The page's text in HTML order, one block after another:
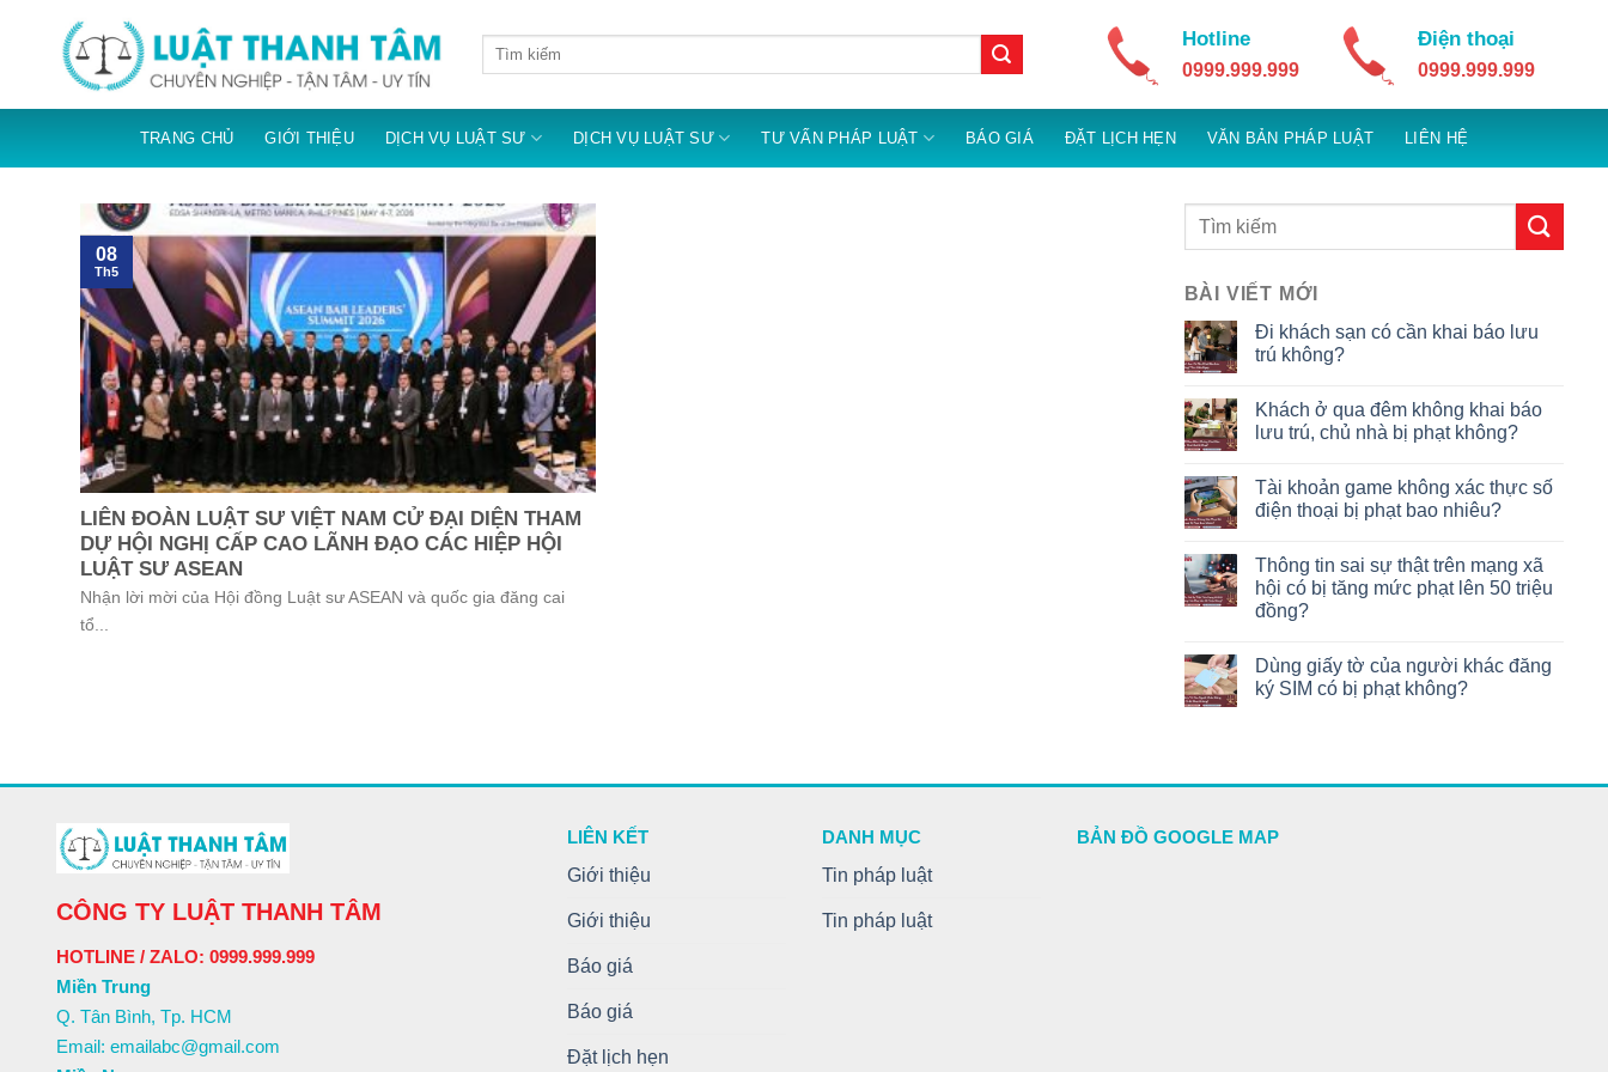
Hotline
0999.999.999
Điện thoại
0999.999.999
TRANG CHỦ GIỚI THIỆU DỊCH VỤ LUẬT SƯ DỊCH VỤ LUẬT SƯ TƯ VẤN PHÁP LUẬT BÁO GIÁ ĐẶT LỊCH HẸN VĂN BẢN PHÁP LUẬT LIÊN HỆ
LIÊN ĐOÀN LUẬT SƯ VIỆT NAM CỬ ĐẠI DIỆN THAM
DỰ HỘI NGHỊ CẤP CAO LÃNH ĐẠO CÁC HIỆP HỘI
LUẬT SƯ ASEAN
Nhận lời mời của Hội đồng Luật sư ASEAN và quốc gia đăng cai
tổ...
08
Th5
BÀI VIẾT MỚI
Đi khách sạn có cần khai báo lưu
trú không?
Khách ở qua đêm không khai báo
lưu trú, chủ nhà bị phạt không?
Tài khoản game không xác thực số
điện thoại bị phạt bao nhiêu?
Thông tin sai sự thật trên mạng xã
hội có bị tăng mức phạt lên 50 triệu
đồng?
Dùng giấy tờ của người khác đăng
ký SIM có bị phạt không?
CÔNG TY LUẬT THANH TÂM
HOTLINE / ZALO: 0999.999.999
Miền Trung
Q. Tân Bình, Tp. HCM
Email: emailabc@gmail.com
LIÊN KẾT
Giới thiệu
Giới thiệu
Báo giá
Báo giá
Đặt lịch hẹn
DANH MỤC
Tin pháp luật
Tin pháp luật
BẢN ĐỒ GOOGLE MAP